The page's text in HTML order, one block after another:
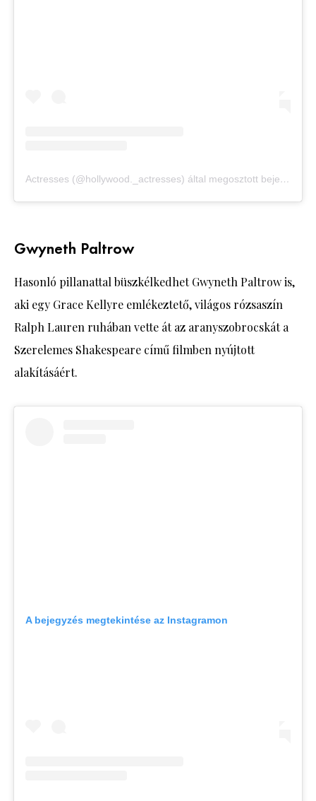
Actresses (@hollywood._actresses) által megosztott bejegyzés
Gwyneth Paltrow
Hasonló pillanattal büszkélkedhet Gwyneth Paltrow is,
aki egy Grace Kellyre emlékeztető, világos rózsaszín
Ralph Lauren ruhában vette át az aranyszobrocskát a
Szerelemes Shakespeare című filmben nyújtott
alakításáért.
A bejegyzés megtekintése az Instagramon